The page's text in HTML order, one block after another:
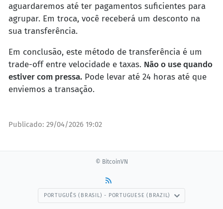
aguardaremos até ter pagamentos suficientes para
agrupar. Em troca, você receberá um desconto na
sua transferência.
Em conclusão, este método de transferência é um
trade-off entre velocidade e taxas. Não o use quando
estiver com pressa. Pode levar até 24 horas até que
enviemos a transação.
Publicado: 29/04/2026 19:02
© BitcoinVN
PORTUGUÊS (BRASIL) - PORTUGUESE (BRAZIL)